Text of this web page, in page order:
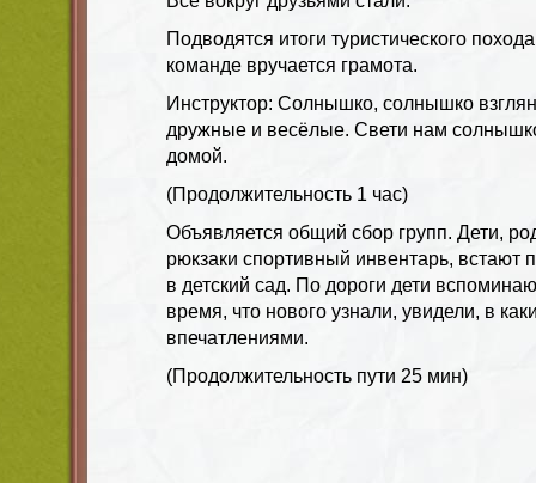
Подводятся итоги туристического
команде вручается грамота.
Инструктор: Солнышко, солнышко
дружные и весёлые. Свети нам
домой.
(Продолжительность 1 час)
Объявляется общий сбор групп. Дети,
рюкзаки спортивный инвентарь, встают
в детский сад. По дороги дети
время, что нового узнали, увидели, в
впечатлениями.
(Продолжительность пути 25 мин)